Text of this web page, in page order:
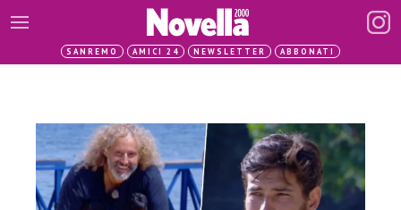
SANREMO AMICI 24 NEWSLETTER ABBONATI